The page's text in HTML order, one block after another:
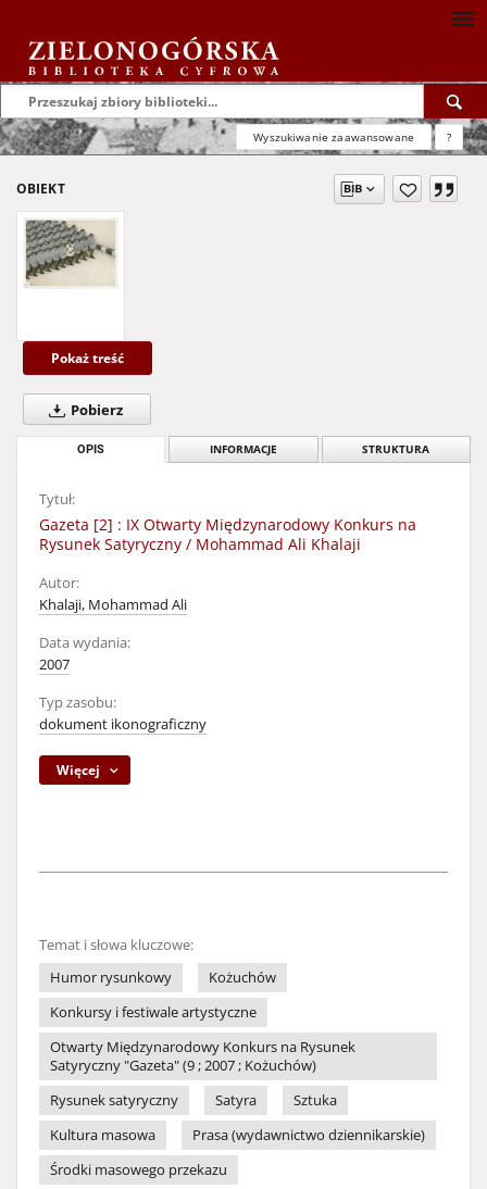
Wyszukiwanie zaawansowane ?
OBIEKT
Pokaż treść
Pobierz
OPIS INFORMACJE STRUKTURA
Tytuł:
Gazeta [2] : IX Otwarty Międzynarodowy Konkurs na
Rysunek Satyryczny / Mohammad Ali Khalaji
Autor:
Khalaji, Mohammad Ali
Data wydania:
2007
Typ zasobu:
dokument ikonograficzny
Więcej
Temat i słowa kluczowe:
Humor rysunkowy
Kożuchów
Konkursy i festiwale artystyczne
Otwarty Międzynarodowy Konkurs na Rysunek
Satyryczny "Gazeta" (9 ; 2007 ; Kożuchów)
Rysunek satyryczny
Satyra
Sztuka
Kultura masowa
Prasa (wydawnictwo dziennikarskie)
Środki masowego przekazu